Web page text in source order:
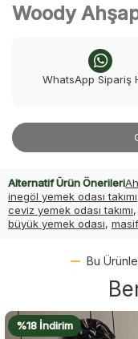
Woody
WhatsApp Sipariş
Alternatif Ürün Önerileri
inegöl yemek odası takımı
ceviz yemek odası takımı,
büyük yemek odası,
Bu
%18 İndirim